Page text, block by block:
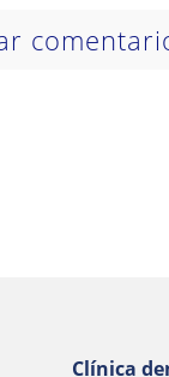
Clínica